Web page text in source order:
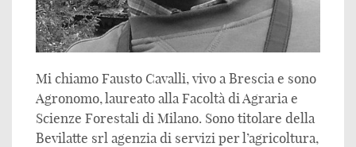
Mi chiamo Fausto Cavalli, vivo a Brescia e sono
Agronomo, laureato alla Facoltà di Agraria e
Scienze Forestali di Milano. Sono titolare della
Bevilatte srl agenzia di servizi per l’agricoltura,